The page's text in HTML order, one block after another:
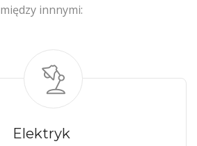
między innnymi:
Elektryk